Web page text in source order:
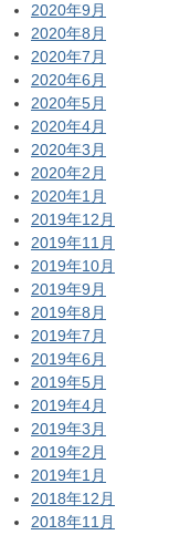
2020年9月
2020年8月
2020年7月
2020年6月
2020年5月
2020年4月
2020年3月
2020年2月
2020年1月
2019年12月
2019年11月
2019年10月
2019年9月
2019年8月
2019年7月
2019年6月
2019年5月
2019年4月
2019年3月
2019年2月
2019年1月
2018年12月
2018年11月